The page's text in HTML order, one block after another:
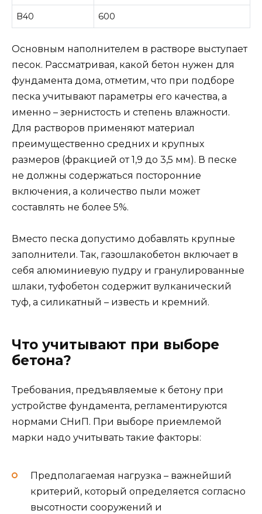
В40 600
Основным наполнителем в растворе выступает
песок. Рассматривая, какой бетон нужен для
фундамента дома, отметим, что при подборе
песка учитывают параметры его качества, а
именно – зернистость и степень влажности.
Для растворов применяют материал
преимущественно средних и крупных
размеров (фракцией от 1,9 до 3,5 мм). В песке
не должны содержаться посторонние
включения, а количество пыли может
составлять не более 5%.
Вместо песка допустимо добавлять крупные
заполнители. Так, газошлакобетон включает в
себя алюминиевую пудру и гранулированные
шлаки, туфобетон содержит вулканический
туф, а силикатный – известь и кремний.
Что учитывают при выборе
бетона?
Требования, предъявляемые к бетону при
устройстве фундамента, регламентируются
нормами СНиП. При выборе приемлемой
марки надо учитывать такие факторы:
Предполагаемая нагрузка – важнейший
критерий, который определяется согласно
высотности сооружений и